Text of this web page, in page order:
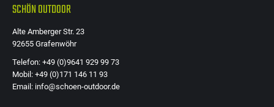
SCHÖN OUTDOOR
Alte Amberger Str. 23
92655 Grafenwöhr
Telefon: +49 (0)9641 929 99 73
Mobil: +49 (0)171 146 11 93
Email: info@schoen-outdoor.de